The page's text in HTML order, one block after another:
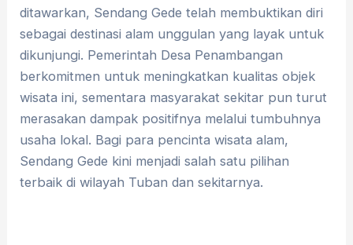
ditawarkan, Sendang Gede telah membuktikan diri
sebagai destinasi alam unggulan yang layak untuk
dikunjungi. Pemerintah Desa Penambangan
berkomitmen untuk meningkatkan kualitas objek
wisata ini, sementara masyarakat sekitar pun turut
merasakan dampak positifnya melalui tumbuhnya
usaha lokal. Bagi para pencinta wisata alam,
Sendang Gede kini menjadi salah satu pilihan
terbaik di wilayah Tuban dan sekitarnya.